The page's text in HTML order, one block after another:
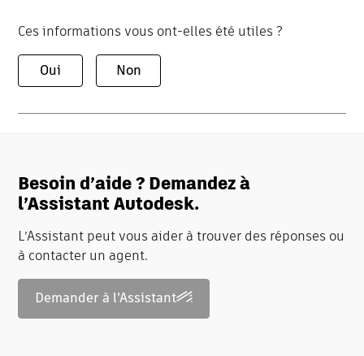
Ces informations vous ont-elles été utiles ?
Oui Non
Besoin d’aide ? Demandez à
l’Assistant Autodesk.
L’Assistant peut vous aider à trouver des réponses ou
à contacter un agent.
Demander à l’Assistant